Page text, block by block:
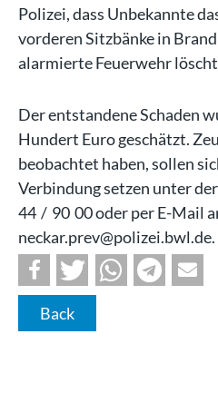
Polizei, dass Unbekannte
vorderen Sitzbänke in
alarmierte Feuerwehr
Der entstandene Schaden
Hundert Euro geschätzt.
beobachtet haben, sollen
Verbindung setzen unter
44 / 90 00 oder per E-Mail
neckar.prev@polizei.bwl.de.
Back